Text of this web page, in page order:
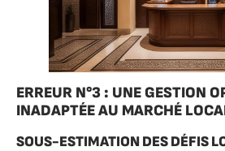
ERREUR N°3 : UNE GESTION
INADAPTÉE AU MARCHÉ
SOUS-ESTIMATION DES DÉFIS